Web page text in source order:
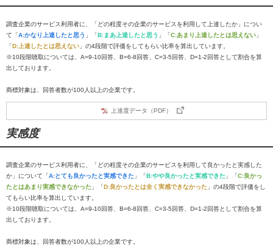
調査企業のサービス利用者に、「どの程度その企業のサービスを利用して上達したか」につい
て「A:かなり上達したと思う 」「B:まあ上達したと思う 」「C:あまり上達したとは思えない 」
「D:上達したとは思えない 」の4段階で評価をしてもらい比率を算出しています。
※10段階聴取については、A=9-10回答、B=6-8回答、C=3-5回答、D=1-2回答として割合を算
出しております。
商標対象は、回答者数が100人以上の企業です。
上達度データ（PDF）
実感度
調査企業のサービス利用者に、「どの程度その企業のサービスを利用して良かったと実感した
か」について「A:とても良かったと実感できた 」「B:やや良かったと実感できた 」「C:良かっ
たとはあまり実感できなかった 」「D:良かったとは全く実感できなかった 」の4段階で評価をし
てもらい比率を算出しています。
※10段階聴取については、A=9-10回答、B=6-8回答、C=3-5回答、D=1-2回答として割合を算
出しております。
商標対象は、回答者数が100人以上の企業です。